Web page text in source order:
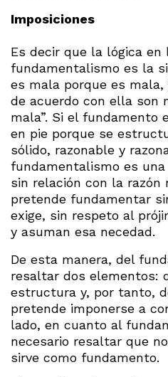
Imposiciones
Es decir que la lógica en
fundamentalismo es la
es mala porque es
de acuerdo con ella son
mala”. Si el fundamento
en pie porque se
sólido, razonable y
fundamentalismo es
sin relación con la razón
pretende fundamentar
exige, sin respeto al
y asuman esa necedad.
De esta manera, del
resaltar dos elementos:
estructura y, por tanto,
pretende imponerse a
lado, en cuanto al
necesario resaltar que
sirve como fundamento.